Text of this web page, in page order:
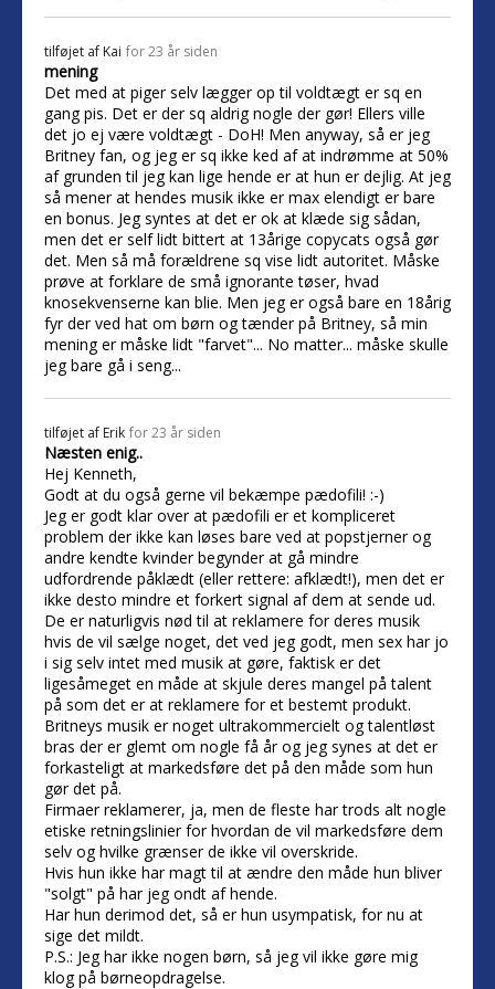
tilføjet af Kai for 23 år siden
mening
Det med at piger selv lægger op til voldtægt er sq en
gang pis. Det er der sq aldrig nogle der gør! Ellers ville
det jo ej være voldtægt - DoH! Men anyway, så er jeg
Britney fan, og jeg er sq ikke ked af at indrømme at 50%
af grunden til jeg kan lige hende er at hun er dejlig. At jeg
så mener at hendes musik ikke er max elendigt er bare
en bonus. Jeg syntes at det er ok at klæde sig sådan,
men det er self lidt bittert at 13årige copycats også gør
det. Men så må forældrene sq vise lidt autoritet. Måske
prøve at forklare de små ignorante tøser, hvad
knosekvenserne kan blie. Men jeg er også bare en 18årig
fyr der ved hat om børn og tænder på Britney, så min
mening er måske lidt "farvet"... No matter... måske skulle
jeg bare gå i seng...
tilføjet af Erik for 23 år siden
Næsten enig..
Hej Kenneth,
Godt at du også gerne vil bekæmpe pædofili! :-)
Jeg er godt klar over at pædofili er et kompliceret
problem der ikke kan løses bare ved at popstjerner og
andre kendte kvinder begynder at gå mindre
udfordrende påklædt (eller rettere: afklædt!), men det er
ikke desto mindre et forkert signal af dem at sende ud.
De er naturligvis nød til at reklamere for deres musik
hvis de vil sælge noget, det ved jeg godt, men sex har jo
i sig selv intet med musik at gøre, faktisk er det
ligesåmeget en måde at skjule deres mangel på talent
på som det er at reklamere for et bestemt produkt.
Britneys musik er noget ultrakommercielt og talentløst
bras der er glemt om nogle få år og jeg synes at det er
forkasteligt at markedsføre det på den måde som hun
gør det på.
Firmaer reklamerer, ja, men de fleste har trods alt nogle
etiske retningslinier for hvordan de vil markedsføre dem
selv og hvilke grænser de ikke vil overskride.
Hvis hun ikke har magt til at ændre den måde hun bliver
"solgt" på har jeg ondt af hende.
Har hun derimod det, så er hun usympatisk, for nu at
sige det mildt.
P.S.: Jeg har ikke nogen børn, så jeg vil ikke gøre mig
klog på børneopdragelse.